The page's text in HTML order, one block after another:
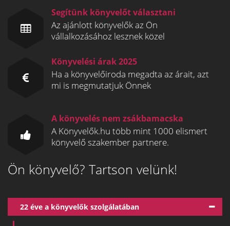
Segítünk könyvelőt választani
Az ajánlott könyvelők az Ön
vállalkozásához lesznek közel
Könyvelési árak 2025
Ha a könyvelőiroda megadta az árait, azt
mi is megmutatjuk Önnek
A könyvelés nem zsákbamacska
A Könyvelők.hu több mint 1000 elismert
könyvelő szakember partnere.
Ön könyvelő? Tartson velünk!
22 éve a könyvelők szolgálatában